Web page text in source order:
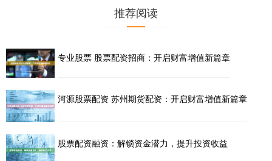
推荐阅读
专业股票 股票配资招商：开启财富增值新篇章
河源股票配资 苏州期货配资：开启财富增值新篇章
股票配资融资：解锁资金潜力，提升投资收益